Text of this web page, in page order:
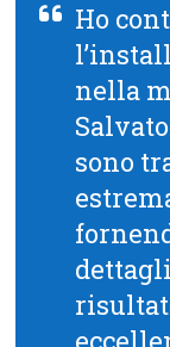
Ho
nella
sono